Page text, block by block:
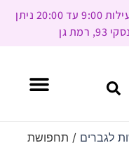
ניתן להגיע בתיאום מראש | בשעות הפעילות 9:00 עד 20:00 ניתן
גן
לגברים / תחפושת